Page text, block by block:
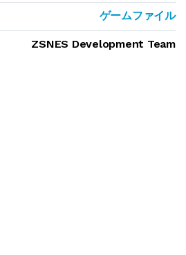
ゲームファイル
ZSNES Development Team